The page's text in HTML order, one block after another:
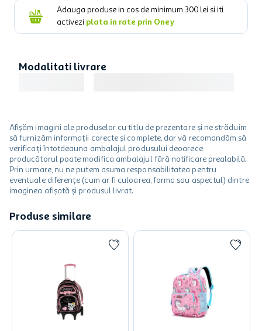
Adauga produse in cos de minimum 300 lei si iti
activezi plata in rate prin Oney
Modalitati livrare
Afișăm imagini ale produselor cu titlu de prezentare și ne străduim
să furnizăm informații corecte și complete, dar vă recomandăm să
verificați întotdeauna ambalajul produsului deoarece
producătorul poate modifica ambalajul fără notificare prealabilă.
Prin urmare, nu ne putem asuma responsabilitatea pentru
eventuale diferențe (cum ar fi culoarea, forma sau aspectul) dintre
imaginea afișată și produsul livrat.
Produse similare